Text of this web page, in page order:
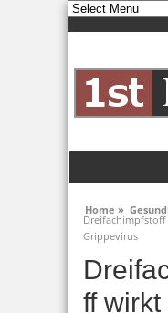
Home »
Grippevirus
ff wirkt